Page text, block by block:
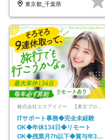
東京都_千葉県
ITサポート事務◆完全未経験
OK◆年休134日◆リモート
OK◆残業月7h以下◆賞与年3回